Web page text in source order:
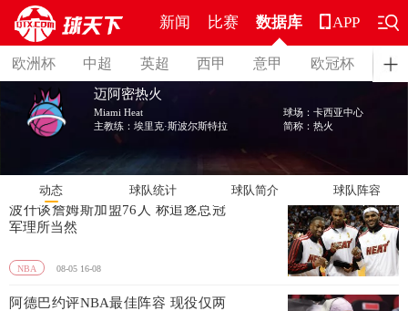
新闻 比赛 数据库
欧洲杯 中超 英超 西甲 意甲 欧冠杯 德
APP
热火
迈阿密热火
Miami Heat
球场：卡西亚中心
主教练：埃里克·斯波尔斯特拉
简称：热火
动态 球队统计 球队简介 球队阵容
波什谈詹姆斯加盟76人 称追逐总冠
军理所当然
NBA 08-05 16-08
阿德巴约评NBA最佳阵容 现役仅两